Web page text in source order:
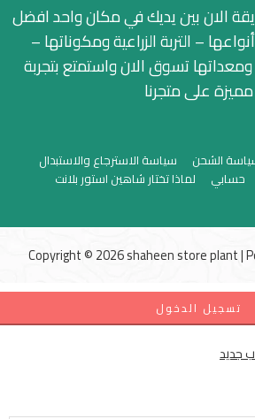
الان بين يديك في مكان واحد افضل
– التربة الزراعية ومكوناتها –
تسوق الان واستمتع بتجربة
مميزة على متجرنا
الشحن
سياسة الاسترجاع والاستبدال
حسابي لماذا تختار شاهين استور بلانت
Copyright © 2026 shaheen store plant |
تسجيل الدخول
جديد